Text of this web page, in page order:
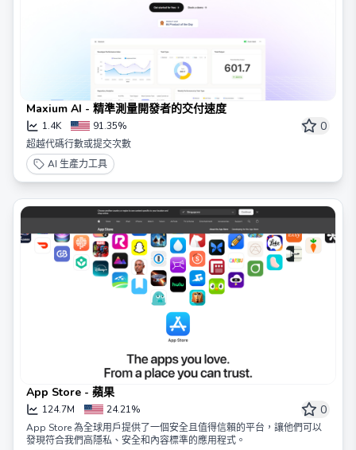
Maxium AI - 精準測量開發者的交付速度
1.4K 91.35% 0
超越代碼行數或提交次數
AI 生產力工具
App Store - 蘋果
124.7M 24.21% 0
App Store 為全球用戶提供了一個安全且值得信賴的平台，讓他們可以
發現符合我們高隱私、安全和內容標準的應用程式。